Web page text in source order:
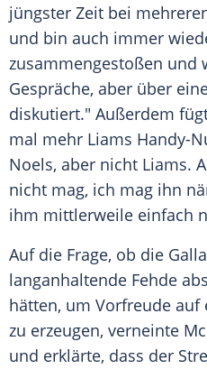
jüngster Zeit bei
und bin auch immer
zusammengestoßen und
Gespräche, aber über
diskutiert." Außerdem
mal mehr Liams Handy-
Noels, aber nicht Liams.
nicht mag, ich mag ihn
ihm mittlerweile einfach
Auf die Frage, ob die
langanhaltende Fehde
hätten, um Vorfreude auf
zu erzeugen, verneinte
und erklärte, dass der